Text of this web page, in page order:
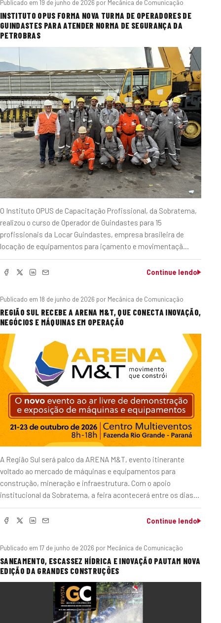
Publicado em 19 de junho de 2026 por Mecânica de Comunicação
INSTITUTO OPUS FORMA NOVA TURMA DE OPERADORES DE
GUINDASTES PARA ATENDER NORMA DE SEGURANÇA DA
PETROBRAS
O Instituto OPUS de Capacitação Profissional, da Sobratema,
realizou o curso de Operador de Guindastes para 15
profissionais da Locar Guindastes, empresa brasileira de
locação de equipamentos para içamento e movimentaçã…
Continue lendo
Publicado em 18 de junho de 2026 por Mecânica de Comunicação
REGIÃO SUL RECEBE A ARENA M&T, QUE CONECTA INOVAÇÃO,
NEGÓCIOS E MÁQUINAS EM OPERAÇÃO
A Região Sul será palco da ARENA M&T, evento itinerante
voltado ao mercado de máquinas e equipamentos para
construção, mineração e infraestrutura. Com o apoio
institucional da Sobratema, a feira acontecerá entre os dias…
Continue lendo
Publicado em 17 de junho de 2026 por Mecânica de Comunicação
SANEAMENTO, ESCASSEZ HÍDRICA E INOVAÇÃO PAUTAM NOVA
EDIÇÃO DA GRANDES CONSTRUÇÕES